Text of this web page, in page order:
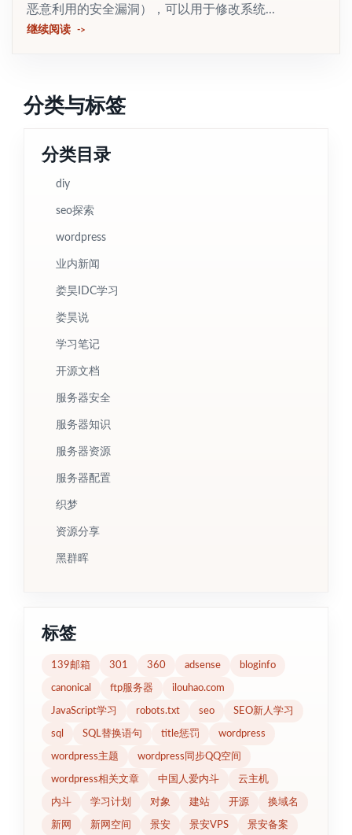
恶意利用的安全漏洞），可以用于修改系统...
继续阅读
分类与标签
分类目录
diy
seo探索
wordpress
业内新闻
娄昊IDC学习
娄昊说
学习笔记
开源文档
服务器安全
服务器知识
服务器资源
服务器配置
织梦
资源分享
黑群晖
标签
139邮箱 301 360 adsense bloginfo
canonical ftp服务器 ilouhao.com
JavaScript学习 robots.txt seo SEO新人学习
sql SQL替换语句 title惩罚 wordpress
wordpress主题 wordpress同步QQ空间
wordpress相关文章 中国人爱内斗 云主机
内斗 学习计划 对象 建站 开源 换域名
新网 新网空间 景安 景安VPS 景安备案